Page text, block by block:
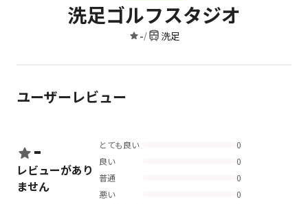
洗足ゴルフスタジオ
-/ 洗足
ユーザーレビュー
-
レビューがあり
ません
とても良い
0
良い
0
普通
0
悪い
0